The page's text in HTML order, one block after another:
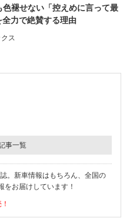
色褪せない「控えめに言って最
力で絶賛する理由
クス
事一覧
。新車情報はもちろん、全国の
をお届けしています！